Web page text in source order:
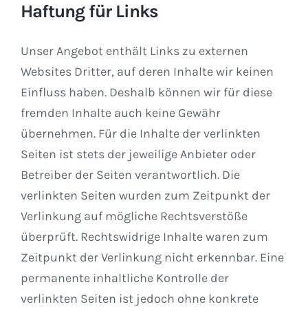
Haftung für Links
Unser Angebot enthält Links zu externen
Websites Dritter, auf deren Inhalte wir keinen
Einfluss haben. Deshalb können wir für diese
fremden Inhalte auch keine Gewähr
übernehmen. Für die Inhalte der verlinkten
Seiten ist stets der jeweilige Anbieter oder
Betreiber der Seiten verantwortlich. Die
verlinkten Seiten wurden zum Zeitpunkt der
Verlinkung auf mögliche Rechtsverstöße
überprüft. Rechtswidrige Inhalte waren zum
Zeitpunkt der Verlinkung nicht erkennbar. Eine
permanente inhaltliche Kontrolle der
verlinkten Seiten ist jedoch ohne konkrete